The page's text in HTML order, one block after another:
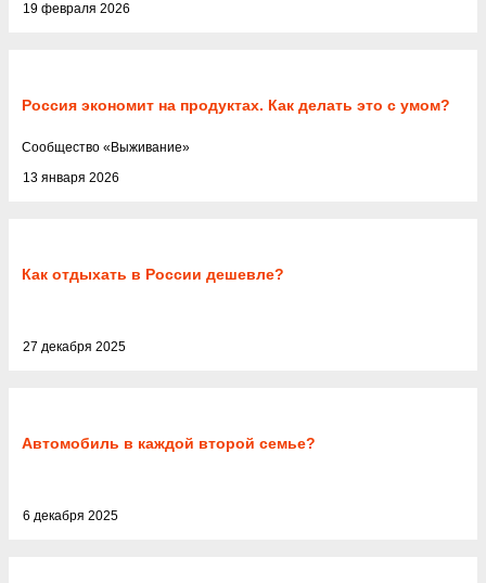
19 февраля 2026
Россия экономит на продуктах. Как делать это с умом?
13 января 2026
Cообщество « Выживание»
Как отдыхать в России дешевле?
27 декабря 2025
Автомобиль в каждой второй семье?
6 декабря 2025